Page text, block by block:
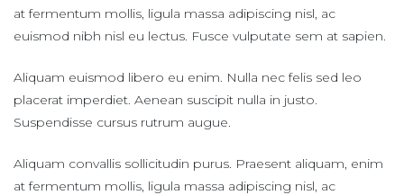
at fermentum mollis, ligula massa adipiscing nisl, ac
euismod nibh nisl eu lectus. Fusce vulputate sem at sapien.
Aliquam euismod libero eu enim. Nulla nec felis sed leo
placerat imperdiet. Aenean suscipit nulla in justo.
Suspendisse cursus rutrum augue.
Aliquam convallis sollicitudin purus. Praesent aliquam, enim
at fermentum mollis, ligula massa adipiscing nisl, ac